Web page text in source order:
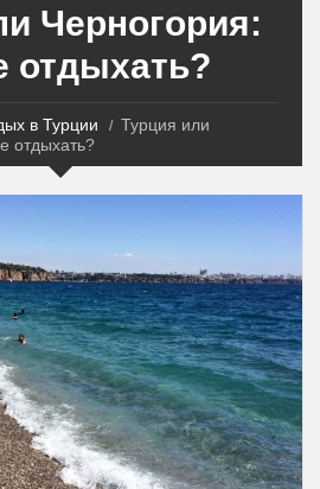
Черногория:
отдыхать?
в Турции
Турция или
отдыхать?